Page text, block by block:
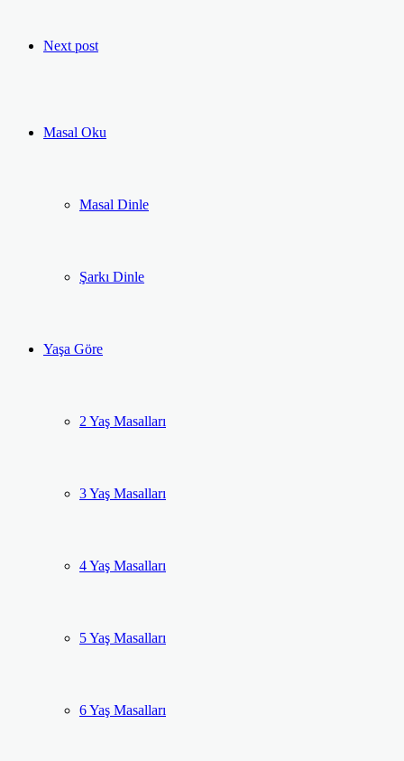
Next post
Masal Oku
Masal Dinle
Şarkı Dinle
Yaşa Göre
2 Yaş Masalları
3 Yaş Masalları
4 Yaş Masalları
5 Yaş Masalları
6 Yaş Masalları